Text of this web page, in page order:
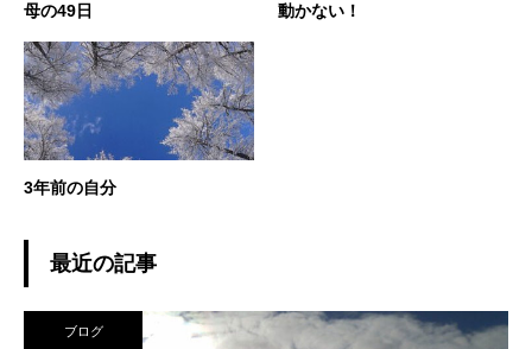
母の49日 動かない！
3年前の自分
最近の記事
ブログ